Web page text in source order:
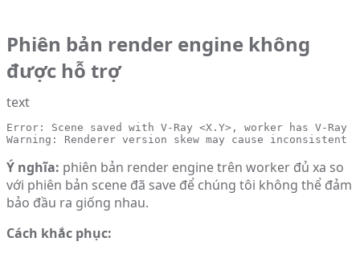
Phiên bản render engine không
được hỗ trợ
text
Error: Scene saved with V-Ray <X.Y>, worker has V-Ray
Warning: Renderer version skew may cause inconsistent
Ý nghĩa: phiên bản render engine trên worker đủ xa so
với phiên bản scene đã save để chúng tôi không thể đảm
bảo đầu ra giống nhau.
Cách khắc phục: